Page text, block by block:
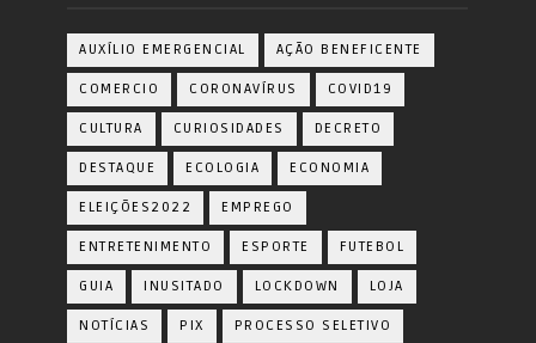
AUXÍLIO EMERGENCIAL AÇÃO BENEFICENTE
COMERCIO CORONAVÍRUS COVID19
CULTURA CURIOSIDADES DECRETO
DESTAQUE ECOLOGIA ECONOMIA
ELEIÇÕES2022 EMPREGO
ENTRETENIMENTO ESPORTE FUTEBOL
GUIA INUSITADO LOCKDOWN LOJA
NOTÍCIAS PIX PROCESSO SELETIVO